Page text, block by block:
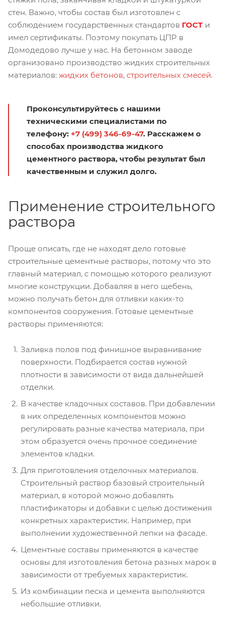
стен. Важно, чтобы состав был изготовлен с
соблюдением государственных стандартов ГОСТ и
имел сертификаты. Поэтому покупать ЦПР в
Домодедово лучше у нас. На бетонном заводе
организовано производство жидких строительных
материалов: жидких бетонов, строительных смесей.
Проконсультируйтесь с нашими
техническими специалистами по
телефону: +7 (499) 346-69-47. Расскажем о
способах производства жидкого
цементного раствора, чтобы результат был
качественным и служил долго.
Применение строительного
раствора
Проще описать, где не находят дело готовые
строительные цементные растворы, потому что это
главный материал, с помощью которого реализуют
многие конструкции. Добавляя в него щебень,
можно получать бетон для отливки каких-то
компонентов сооружения. Готовые цементные
растворы применяются:
Заливка полов под финишное выравнивание
поверхности. Подбирается состав нужной
плотности в зависимости от вида дальнейшей
отделки.
В качестве кладочных составов. При добавлении
в них определенных компонентов можно
регулировать разные качества материала, при
этом образуется очень прочное соединение
элементов кладки.
Для приготовления отделочных материалов.
Строительный раствор базовый строительный
материал, в которой можно добавлять
пластификаторы и добавки с целью достижения
конкретных характеристик. Например, при
выполнении художественной лепки на фасаде.
Цементные составы применяются в качестве
основы для изготовления бетона разных марок в
зависимости от требуемых характеристик.
Из комбинации песка и цемента выполняются
небольшие отливки.